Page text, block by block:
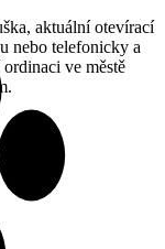
aktuální otevírací
nebo telefonicky a
ve městě